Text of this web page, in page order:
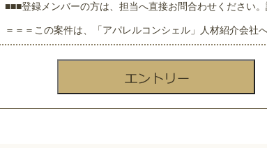
■■■登録メンバーの方は、担当へ直接お問合わせください
＝＝＝この案件は、「アパレルコンシェル」人材紹介会社